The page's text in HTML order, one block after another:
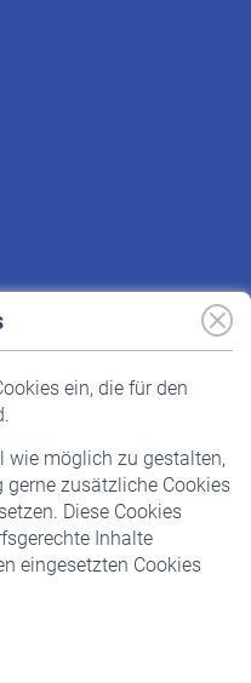
ein, die für den
wie möglich zu gestalten,
zusätzliche Cookies
Diese Cookies
Inhalte
eingesetzten Cookies